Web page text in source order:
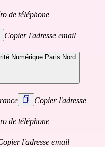
de téléphone
Copier l'adresse email
Numérique Paris Nord
Copier l'adresse
de téléphone
l'adresse email